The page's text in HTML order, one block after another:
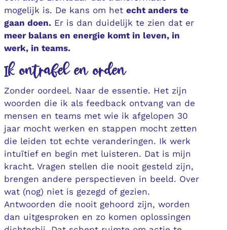
mogelijk is. De kans om het echt anders te
gaan doen. Er is dan duidelijk te zien dat er
meer balans en energie komt in leven, in
werk, in teams.
Ik ontrafel en orden
Zonder oordeel. Naar de essentie. Het zijn
woorden die ik als feedback ontvang van de
mensen en teams met wie ik afgelopen 30
jaar mocht werken en stappen mocht zetten
die leiden tot echte veranderingen. Ik werk
intuïtief en begin met luisteren. Dat is mijn
kracht. Vragen stellen die nooit gesteld zijn,
brengen andere perspectieven in beeld. Over
wat (nog) niet is gezegd of gezien.
Antwoorden die nooit gehoord zijn, worden
dan uitgesproken en zo komen oplossingen